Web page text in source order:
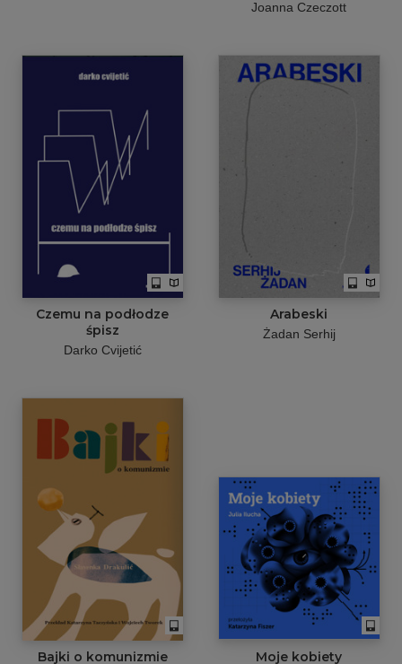
Joanna Czeczott
Czemu na podłodze
śpisz
Darko Cvijetić
Arabeski
Żadan Serhij
Bajki o komunizmie Moje kobiety